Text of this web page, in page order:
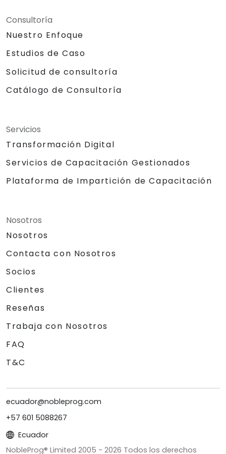
Consultoría
Nuestro Enfoque
Estudios de Caso
Solicitud de consultoría
Catálogo de Consultoría
Servicios
Transformación Digital
Servicios de Capacitación Gestionados
Plataforma de Impartición de Capacitación
Nosotros
Nosotros
Contacta con Nosotros
Socios
Clientes
Reseñas
Trabaja con Nosotros
FAQ
T&C
ecuador@nobleprog.com
+57 601 5088267
Ecuador
NobleProg® Limited 2005 - 2026 Todos los derechos